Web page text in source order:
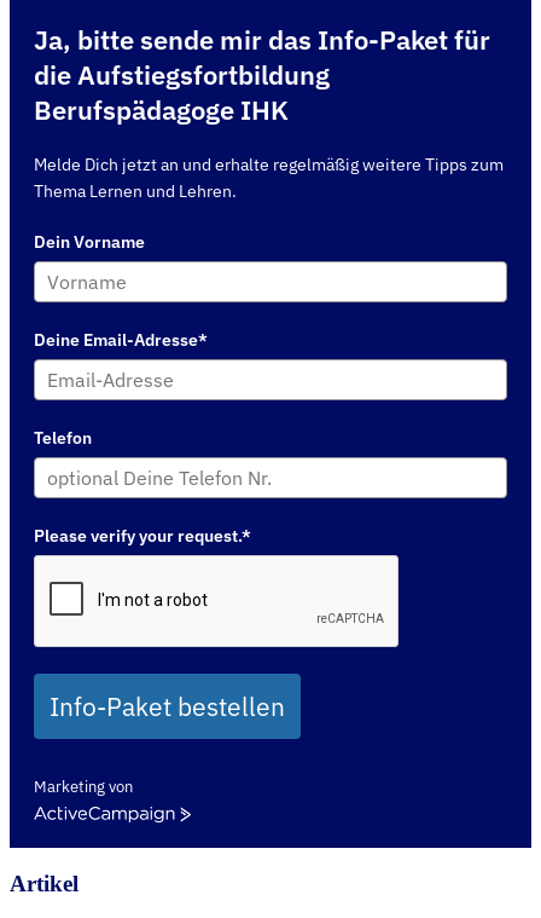
Ja, bitte sende mir das Info-Paket für
die Aufstiegsfortbildung
Berufspädagoge IHK
Melde Dich jetzt an und erhalte regelmäßig weitere Tipps zum
Thema Lernen und Lehren.
Dein Vorname
Deine Email-Adresse*
Telefon
Please verify your request.*
Info-Paket bestellen
Marketing von
ActiveCampaign
Artikel